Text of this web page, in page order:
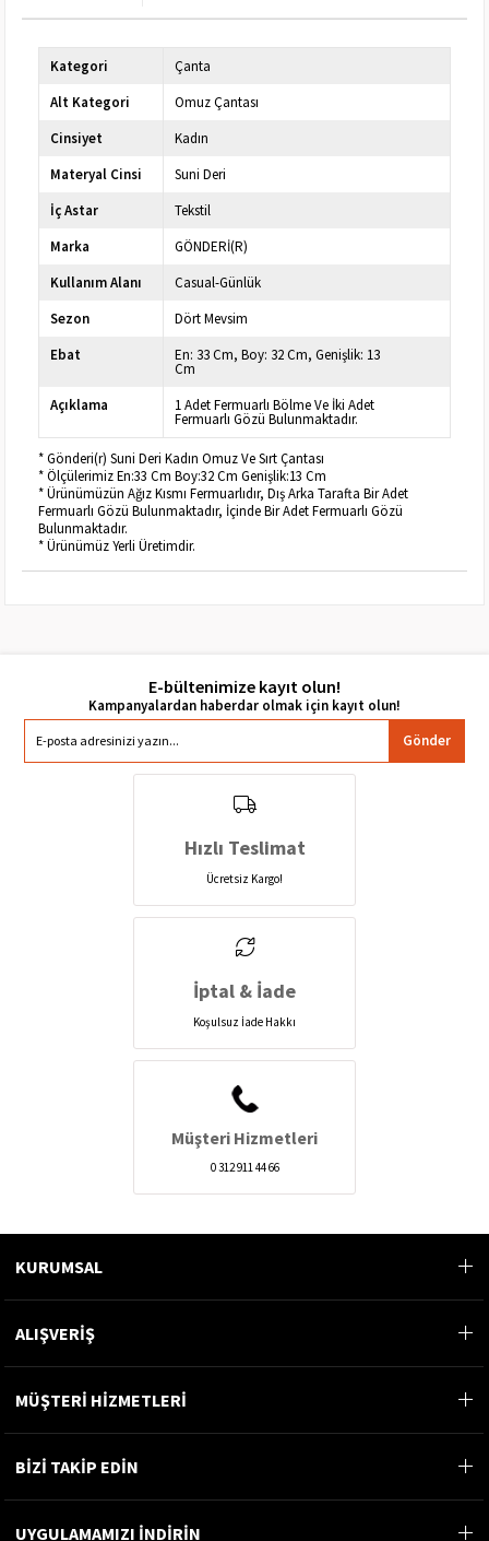
Kategori
Çanta
Alt Kategori
Omuz Çantası
Cinsiyet
Kadın
Materyal Cinsi
Suni Deri
İç Astar
Tekstil
Marka
GÖNDERİ(R)
Kullanım Alanı
Casual-Günlük
Sezon
Dört Mevsim
Ebat
En: 33 Cm, Boy: 32 Cm, Genişlik: 13
Cm
Açıklama
1 Adet Fermuarlı Bölme Ve İki Adet
Fermuarlı Gözü Bulunmaktadır.
* Gönderi(r) Suni Deri Kadın Omuz Ve Sırt Çantası
* Ölçülerimiz En:33 Cm Boy:32 Cm Genişlik:13 Cm
* Ürünümüzün Ağız Kısmı Fermuarlıdır, Dış Arka Tarafta Bir Adet
Fermuarlı Gözü Bulunmaktadır, İçinde Bir Adet Fermuarlı Gözü
Bulunmaktadır.
* Ürünümüz Yerli Üretimdir.
E-bültenimize kayıt olun!
Gönder
Hızlı Teslimat
Ücretsiz Kargo!
İptal & İade
Koşulsuz İade Hakkı
Müşteri Hizmetleri
0 312 911 44 66
KURUMSAL
ALIŞVERİŞ
MÜŞTERİ HİZMETLERİ
BİZİ TAKİP EDİN
UYGULAMAMIZI İNDİRİN